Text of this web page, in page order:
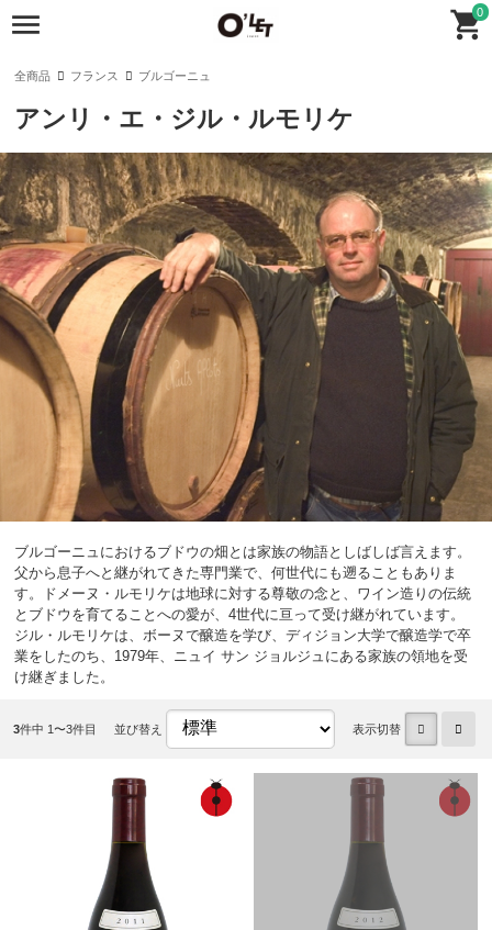
0
全商品 フランス ブルゴーニュ
アンリ・エ・ジル・ルモリケ
ブルゴーニュにおけるブドウの畑とは家族の物語としばしば言えます。
父から息子へと継がれてきた専門業で、何世代にも遡ることもありま
す。ドメーヌ・ルモリケは地球に対する尊敬の念と、ワイン造りの伝統
とブドウを育てることへの愛が、4世代に亘って受け継がれています。
ジル・ルモリケは、ボーヌで醸造を学び、ディジョン大学で醸造学で卒
業をしたのち、1979年、ニュイ サン ジョルジュにある家族の領地を受
け継ぎました。
3件中 1〜3件目 並び替え 表示切替